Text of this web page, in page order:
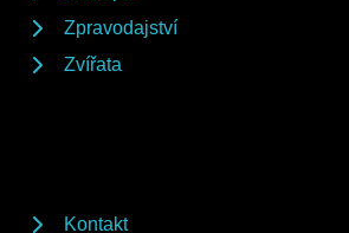
Zpravodajství
Zvířata
Kontakt